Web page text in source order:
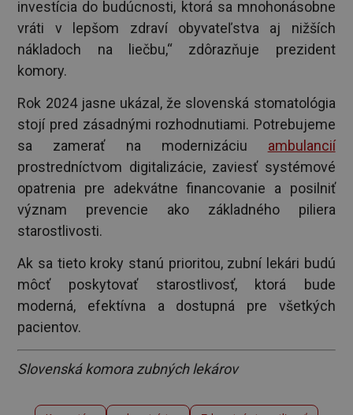
investícia do budúcnosti, ktorá sa mnohonásobne
vráti v lepšom zdraví obyvateľstva aj nižších
nákladoch na liečbu,“ zdôrazňuje prezident
komory.
Rok 2024 jasne ukázal, že slovenská stomatológia
stojí pred zásadnými rozhodnutiami. Potrebujeme
sa zamerať na modernizáciu ambulancií
prostredníctvom digitalizácie, zaviesť systémové
opatrenia pre adekvátne financovanie a posilniť
význam prevencie ako základného piliera
starostlivosti.
Ak sa tieto kroky stanú prioritou, zubní lekári budú
môcť poskytovať starostlivosť, ktorá bude
moderná, efektívna a dostupná pre všetkých
pacientov.
Slovenská komora zubných lekárov